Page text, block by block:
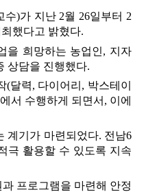
수)가 지난 2월 26일부터 2
했다고 밝혔다.
을 희망하는 농업인, 지자
상담을 진행했다.
(달력, 다이어리 , 박스테이
서 수행하게 되면서 , 이에
계기가 마련되었다. 전남6
극 활용할 수 있도록 지속
프로그램을 마련해 안정